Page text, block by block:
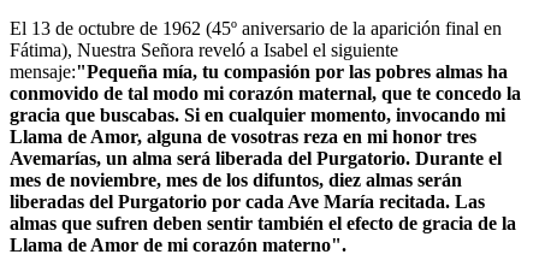
El 13 de octubre de 1962 (45º aniversario de la aparición final en
Fátima), Nuestra Señora reveló a Isabel el siguiente
mensaje:"Pequeña mía, tu compasión por las pobres almas ha
conmovido de tal modo mi corazón maternal, que te concedo la
gracia que buscabas. Si en cualquier momento, invocando mi
Llama de Amor, alguna de vosotras reza en mi honor tres
Avemarías, un alma será liberada del Purgatorio. Durante el
mes de noviembre, mes de los difuntos, diez almas serán
liberadas del Purgatorio por cada Ave María recitada. Las
almas que sufren deben sentir también el efecto de gracia de la
Llama de Amor de mi corazón materno".